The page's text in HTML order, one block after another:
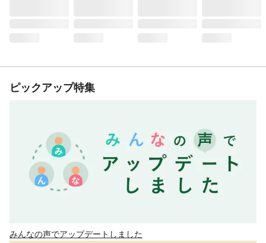
ピックアップ特集
みんなの声でアップデートしました